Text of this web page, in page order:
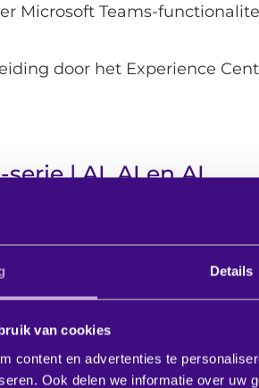
Details
van cookies
content en advertenties te
Ook delen we informatie over uw
Microsoft Teams-
door het Experience
| AI, AI en AI
kennis met o.a. de
Studio X32, X52 en X72.
voor een verbeterde
processoren en
en accessoires. Dit biedt jou
in te richten.